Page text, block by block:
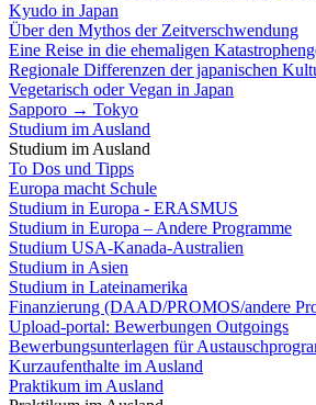
Kyudo in Japan
Über den Mythos der Zeitverschwendung
Eine Reise in die ehemaligen
Regionale Differenzen der japanischen
Vegetarisch oder Vegan in Japan
Sapporo → Tokyo
Studium im Ausland
Studium im Ausland
To Dos und Tipps
Europa macht Schule
Studium in Europa - ERASMUS
Studium in Europa – Andere Programme
Studium USA-Kanada-Australien
Studium in Asien
Studium in Lateinamerika
Finanzierung (DAAD/PROMOS/andere
Upload-portal: Bewerbungen Outgoings
Bewerbungsunterlagen für
Kurzaufenthalte im Ausland
Praktikum im Ausland